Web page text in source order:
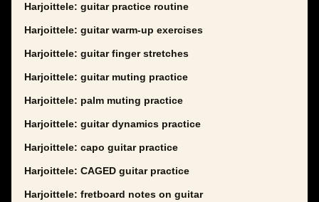
Harjoittele: guitar practice routine
Harjoittele: guitar warm-up exercises
Harjoittele: guitar finger stretches
Harjoittele: guitar muting practice
Harjoittele: palm muting practice
Harjoittele: guitar dynamics practice
Harjoittele: capo guitar practice
Harjoittele: CAGED guitar practice
Harjoittele: fretboard notes on guitar